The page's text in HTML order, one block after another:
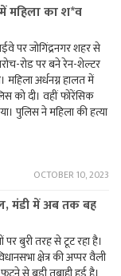
महिला का श*व
पर जोगिंद्रनगर शहर से
रोड पर बने रेन-शेल्टर
अर्धनग्न हालत में
को दी। वहीं फोरेंसिक
पुलिस ने महिला की हत्या
OCTOBER 10, 2023
मंडी में अब तक बह
बुरी तरह से टूट रहा है।
क्षेत्र की अप्पर वैली